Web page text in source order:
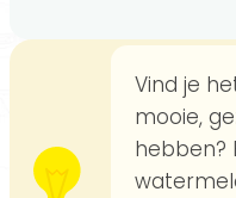
Vind je
mooie,
hebben?